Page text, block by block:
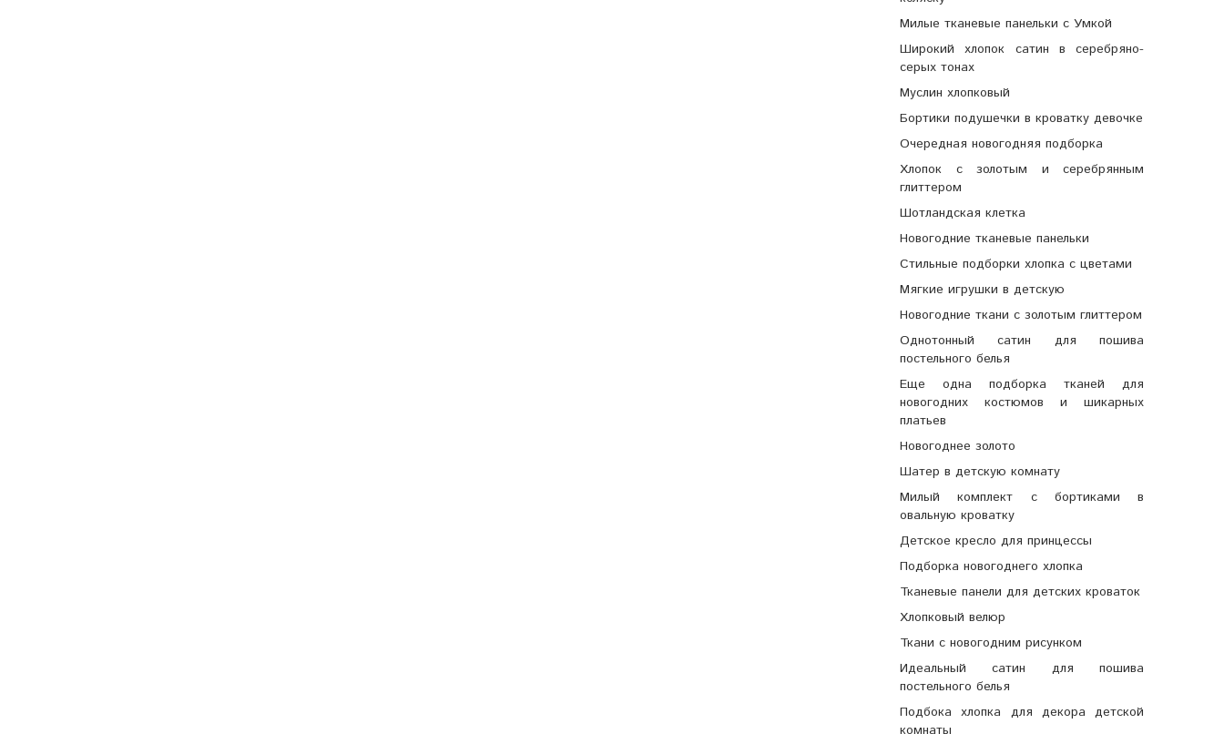
Милые тканевые панельки с Умкой
Широкий хлопок сатин в серебряно-
серых тонах
Муслин хлопковый
Бортики подушечки в кроватку девочке
Очередная новогодняя подборка
Хлопок с золотым и серебрянным
глиттером
Шотландская клетка
Новогодние тканевые панельки
Стильные подборки хлопка с цветами
Мягкие игрушки в детскую
Новогодние ткани с золотым глиттером
Однотонный сатин для пошива
постельного белья
Еще одна подборка тканей для
новогодних костюмов и шикарных
платьев
Новогоднее золото
Шатер в детскую комнату
Милый комплект с бортиками в
овальную кроватку
Детское кресло для принцессы
Подборка новогоднего хлопка
Тканевые панели для детских кроваток
Хлопковый велюр
Ткани с новогодним рисунком
Идеальный сатин для пошива
постельного белья
Подбока хлопка для декора детской